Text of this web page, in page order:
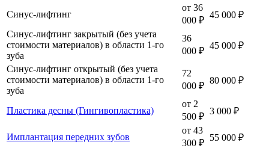
Синус-лифтинг
от 36
000 ₽
45 000 ₽
Синус-лифтинг закрытый (без учета
стоимости материалов) в области 1-го
зуба
36
000 ₽
45 000 ₽
Синус-лифтинг открытый (без учета
стоимости материалов) в области 1-го
зуба
72
000 ₽
80 000 ₽
Пластика десны (Гингивопластика)
от 2
500 ₽
3 000 ₽
Имплантация передних зубов
от 43
300 ₽
55 000 ₽